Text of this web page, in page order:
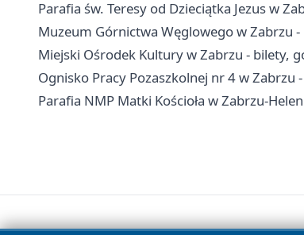
Parafia św. Teresy od Dzieciątka Jezus w
Muzeum Górnictwa Węglowego w Zabrzu
Miejski Ośrodek Kultury w Zabrzu - bilety,
Ognisko Pracy Pozaszkolnej nr 4 w Zabrzu
Parafia NMP Matki Kościoła w Zabrzu-